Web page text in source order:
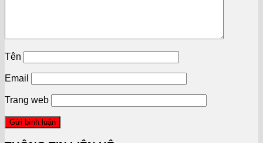
Tên
Email
Trang web